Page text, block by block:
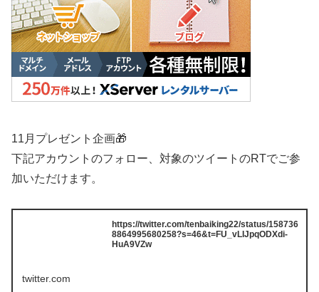
11月プレゼント企画🎁
下記アカウントのフォロー、対象のツイートのRTでご参
加いただけます。
https://twitter.com/tenbaiking22/status/158736
8864995680258?s=46&t=FU_vLIJpqODXdi-
HuA9VZw
twitter.com